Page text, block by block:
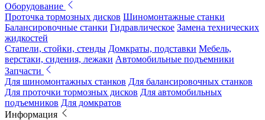
Оборудование
Проточка тормозных дисков Шиномонтажные станки
Балансировочные станки Гидравлическое Замена технических
жидкостей
Стапели, стойки, стенды Домкраты, подставки Мебель,
верстаки, сидения, лежаки Автомобильные подъемники
Запчасти
Для шиномонтажных станков Для балансировочных станков
Для проточки тормозных дисков Для автомобильных
подъемников Для домкратов
Информация